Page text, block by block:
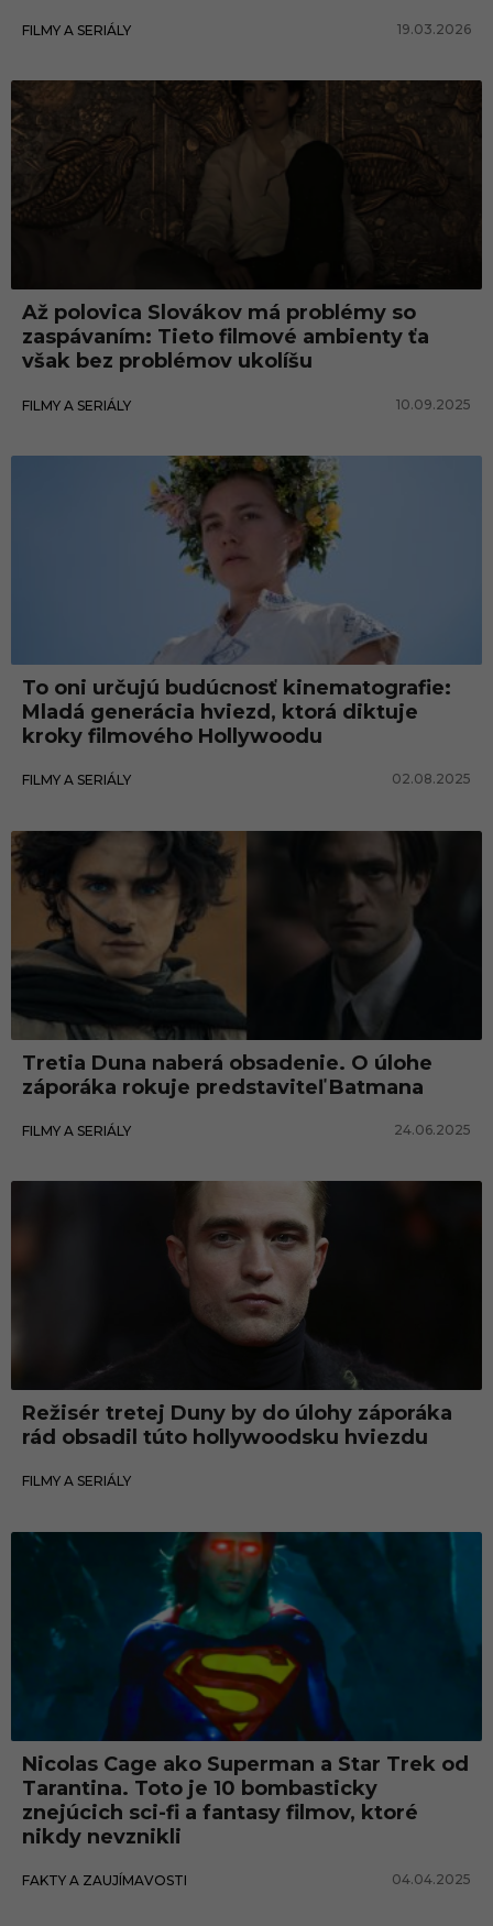
FILMY A SERIÁLY 19.03.2026
Až polovica Slovákov má problémy so
zaspávaním: Tieto filmové ambienty ťa
však bez problémov ukolíšu
FILMY A SERIÁLY 10.09.2025
To oni určujú budúcnosť kinematografie:
Mladá generácia hviezd, ktorá diktuje
kroky filmového Hollywoodu
FILMY A SERIÁLY 02.08.2025
Tretia Duna naberá obsadenie. O úlohe
záporáka rokuje predstaviteľ Batmana
FILMY A SERIÁLY 24.06.2025
Režisér tretej Duny by do úlohy záporáka
rád obsadil túto hollywoodsku hviezdu
FILMY A SERIÁLY
Nicolas Cage ako Superman a Star Trek od
Tarantina. Toto je 10 bombasticky
znejúcich sci-fi a fantasy filmov, ktoré
nikdy nevznikli
FAKTY A ZAUJÍMAVOSTI 04.04.2025